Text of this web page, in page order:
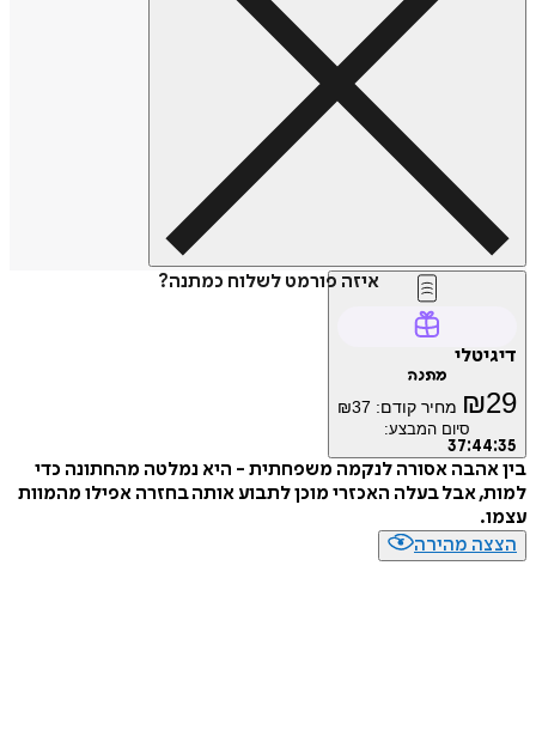
איזה פורמט לשלוח כמתנה?
₪ מחיר קודם: ₪37
סיום המבצע:
37:
אסורה לנקמה משפחתית - היא נמלטה מהחתונה כדי
אבל בעלה האכזרי מוכן לתבוע אותה בחזרה אפילו מהמוות
מהירה